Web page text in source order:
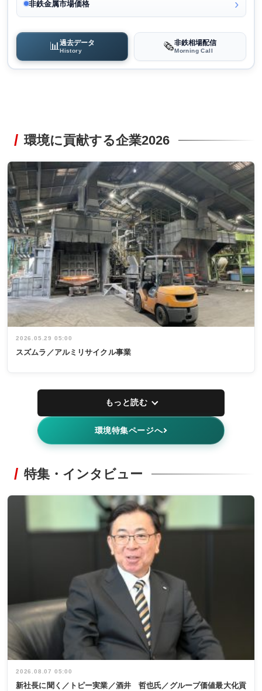
非鉄金属市場価格
📊過去データ
History 🗞️非鉄相場配信
Morning Call
環境に貢献する企業2026
2026.05.29 05:00
スズムラ／アルミリサイクル事業
もっと読む
環境特集ページへ
特集・インタビュー
2026.08.07 05:00
新社長に聞く／トピー実業／酒井 哲也氏／グループ価値最大化貢